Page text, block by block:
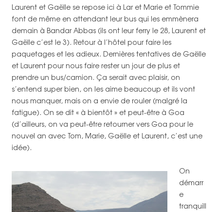
Laurent et Gaëlle se repose ici à Lar et Marie et Tommie
font de même en attendant leur bus qui les emmènera
demain à Bandar Abbas (ils ont leur ferry le 28, Laurent et
Gaëlle c’est le 3). Retour à l’hôtel pour faire les
paquetages et les adieux. Dernières tentatives de Gaëlle
et Laurent pour nous faire rester un jour de plus et
prendre un bus/camion. Ça serait avec plaisir, on
s’entend super bien, on les aime beaucoup et ils vont
nous manquer, mais on a envie de rouler (malgré la
fatigue). On se dit « à bientôt » et peut-être à Goa
(d’ailleurs, on va peut-être retourner vers Goa pour le
nouvel an avec Tom, Marie, Gaëlle et Laurent, c’est une
idée).
On
démarr
e
tranquill